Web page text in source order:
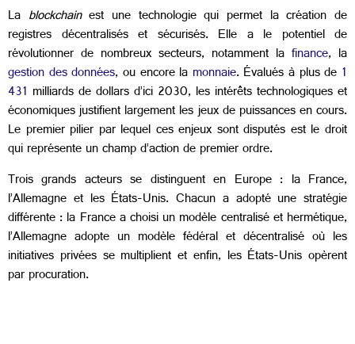
La blockchainest une technologie qui permet la création de
registres décentralisés et sécurisés. Elle a le potentiel de
révolutionner de nombreux secteurs, notamment la finance, la
gestion des données, ou encore la monnaie. Évalués à plus de 1
431 milliards de dollars d’ici 2030, les intérêts technologiques et
économiques justifient largement les jeux de puissances en cours.
Le premier pilier par lequel ces enjeux sont disputés est le droit
qui représente un champ d’action de premier ordre.
Trois grands acteurs se distinguent en Europe : la France,
l’Allemagne et les États-Unis. Chacun a adopté une stratégie
différente : la France a choisi un modèle centralisé et hermétique,
l’Allemagne adopte un modèle fédéral et décentralisé où les
initiatives privées se multiplient et enfin, les États-Unis opèrent
par procuration.